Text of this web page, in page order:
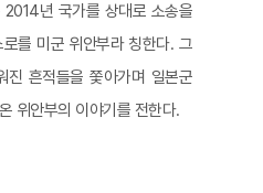
2014년 국가를 상대로 소송을
를 미군 위안부라 칭한다. 그
진 흔적들을 쫓아가며 일본군
위안부의 이야기를 전한다.